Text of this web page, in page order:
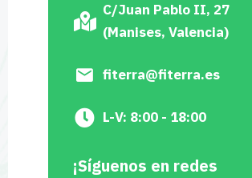
C/Juan Pablo II, 27
(Manises, Valencia)
fiterra@fiterra.es
L-V: 8:00 - 18:00
¡Síguenos en redes